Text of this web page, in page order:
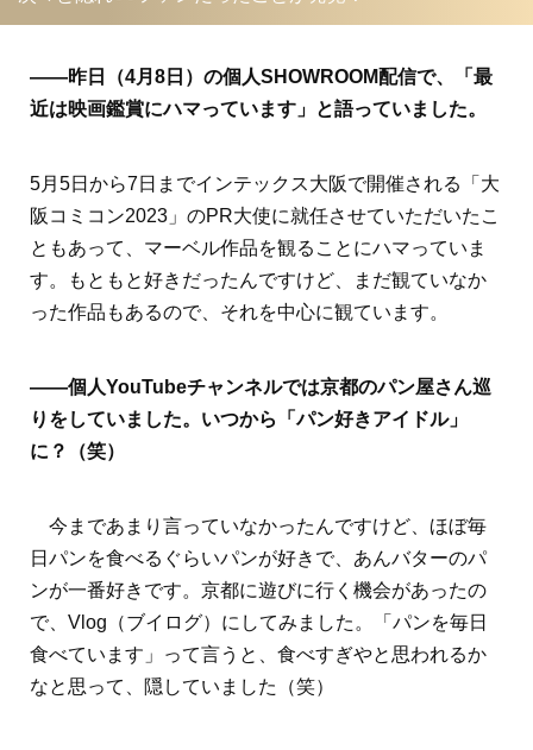
――昨日（4月8日）の個人SHOWROOM配信で、「最
近は映画鑑賞にハマっています」と語っていました。
5月5日から7日までインテックス大阪で開催される「大
阪コミコン2023」のPR大使に就任させていただいたこ
ともあって、マーベル作品を観ることにハマっていま
す。もともと好きだったんですけど、まだ観ていなか
った作品もあるので、それを中心に観ています。
――個人YouTubeチャンネルでは京都のパン屋さん巡
りをしていました。いつから「パン好きアイドル」
に？（笑）
今まであまり言っていなかったんですけど、ほぼ毎
日パンを食べるぐらいパンが好きで、あんバターのパ
ンが一番好きです。京都に遊びに行く機会があったの
で、Vlog（ブイログ）にしてみました。「パンを毎日
食べています」って言うと、食べすぎやと思われるか
なと思って、隠していました（笑）